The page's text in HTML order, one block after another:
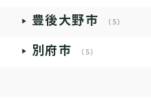
豊後大野市 （5）
別府市 （5）